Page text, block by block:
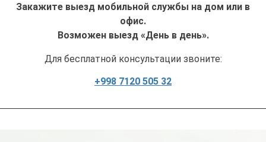
Закажите выезд мобильной службы на дом или в
офис.
Возможен выезд «День в день».
Для бесплатной консультации звоните:
+998 7120 505 32